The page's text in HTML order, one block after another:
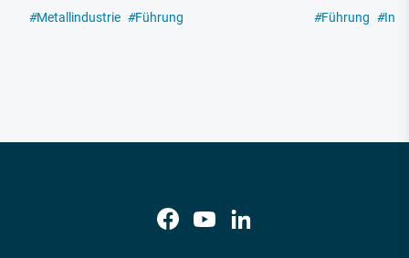
#Metallindustrie #Führung
#Führung #